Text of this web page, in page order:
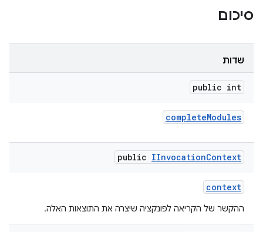
סיכום
שדות
public int
completeModules
public IInvocationContext
context
ההקשר של הקריאה לפונקציה שיצרה את התוצאות האלה.